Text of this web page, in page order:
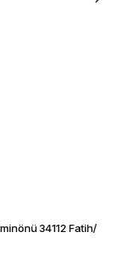
34112 Fatih/